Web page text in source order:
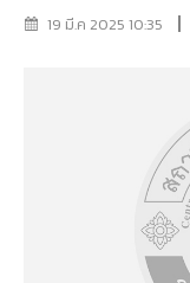
19 มี.ค 2025 10:35